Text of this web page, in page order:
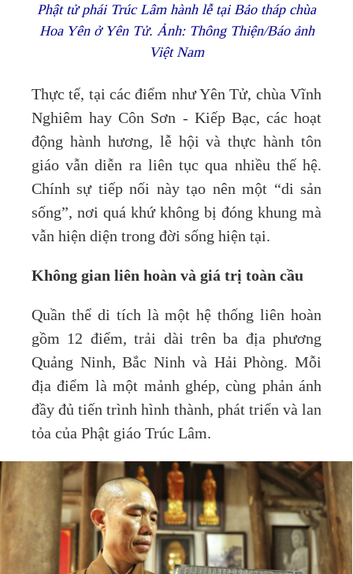
Phật tử phái Trúc Lâm hành lễ tại Bảo tháp chùa
Hoa Yên ở Yên Tử. Ảnh: Thông Thiện/Báo ảnh
Việt Nam
Thực tế, tại các điểm như Yên Tử, chùa Vĩnh
Nghiêm hay Côn Sơn - Kiếp Bạc, các hoạt
động hành hương, lễ hội và thực hành tôn
giáo vẫn diễn ra liên tục qua nhiều thế hệ.
Chính sự tiếp nối này tạo nên một “di sản
sống”, nơi quá khứ không bị đóng khung mà
vẫn hiện diện trong đời sống hiện tại.
Không gian liên hoàn và giá trị toàn cầu
Quần thể di tích là một hệ thống liên hoàn
gồm 12 điểm, trải dài trên ba địa phương
Quảng Ninh, Bắc Ninh và Hải Phòng. Mỗi
địa điểm là một mảnh ghép, cùng phản ánh
đầy đủ tiến trình hình thành, phát triển và lan
tỏa của Phật giáo Trúc Lâm.